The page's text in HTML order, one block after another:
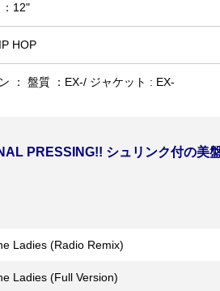
12"
HOP
： 盤質 ：EX-/ ジャケット : EX-
PRESSING!! シュリンク付の
Ladies (Radio Remix)
Ladies (Full Version)